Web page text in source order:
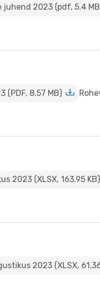
juhend 2023 (pdf, 5.4
(PDF, 8.57 MB)
2023 (XLSX, 163.95 KB)
2023 (XLSX,